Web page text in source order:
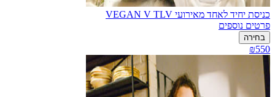
כניסת יחיד לאחד מאירועי VEGAN V TLV
פרטים נוספים
בחירה
₪550